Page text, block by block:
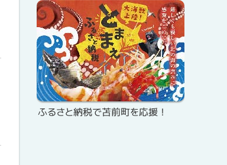
サ
イ
ド
・
メ
ニ
ッ
ク
ア
ッ
プ
ふるさと納税で苫前町を応援！